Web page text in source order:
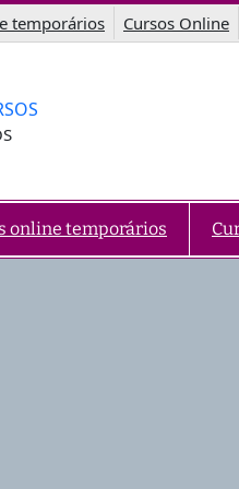
temporários Cursos Online
online temporários